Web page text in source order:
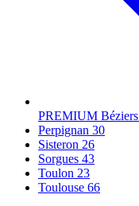
PREMIUM Béziers
Perpignan 30
Sisteron 26
Sorgues 43
Toulon 23
Toulouse 66